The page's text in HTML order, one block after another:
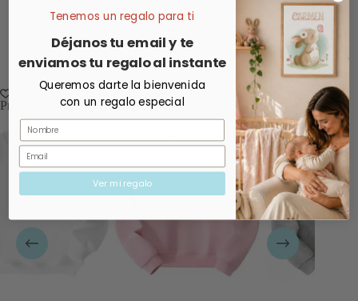
Devoluciónes ágiles
Atención al cliente personalizada
Embalaje seguro
Satisfacción garantizada
Productos relacionados
Tenemos un regalo para ti
Déjanos tu email y te
enviamos tu regalo al instante
Queremos darte la bienvenida
con un regalo especial
Nombre
Email
Ver mi regalo